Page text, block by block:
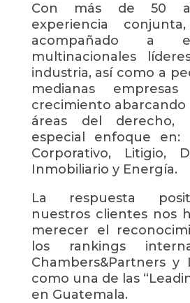
Con más de 50
experiencia
acompañado a
multinacionales
industria, así como a
medianas
crecimiento abarcando
áreas del derecho,
especial enfoque en:
Corporativo, Litigio,
Inmobiliario y Energía.
La respuesta
nuestros clientes nos
merecer el
los rankings
Chambers&Partners y
como una de las
en Guatemala.